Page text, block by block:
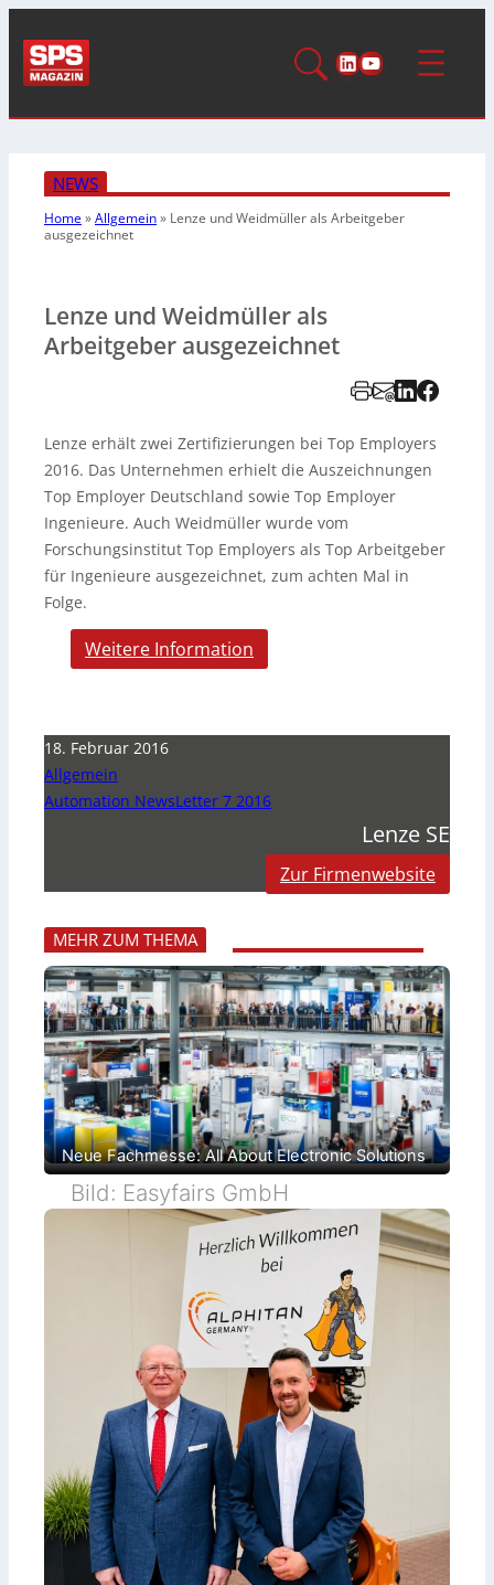
LinkedIn
YouTube
NEWS
Home»Allgemein» Lenze und Weidmüller als Arbeitgeber
ausgezeichnet
Lenze und Weidmüller als
Arbeitgeber ausgezeichnet
Lenze erhält zwei Zertifizierungen bei Top Employers
2016. Das Unternehmen erhielt die Auszeichnungen
Top Employer Deutschland sowie Top Employer
Ingenieure. Auch Weidmüller wurde vom
Forschungsinstitut Top Employers als Top Arbeitgeber
für Ingenieure ausgezeichnet, zum achten Mal in
Folge.
Weitere Information
18. Februar 2016
Allgemein
Automation NewsLetter 7 2016
Lenze SE
Zur Firmenwebsite
MEHR ZUM THEMA
Neue Fachmesse: All About Electronic Solutions
Bild: Easyfairs GmbH